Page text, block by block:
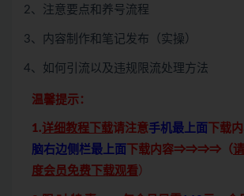
2、注意要点和养号流程
3、内容制作和笔记发布（实操）
4、如何引流以及违规限流处理方法
温馨提示：
1.详细教程下载请注意手机最上面 下载
脑右边侧栏最上面
下载内容⇒⇒⇒⇒（
度会员免费下载观看）